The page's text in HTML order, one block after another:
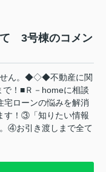
3号棟のコメン
ん。◆◇◆不動産に関
！■Ｒ－homeに相談
ローンの悩みを解消
す！③「知りたい情報
④お引き渡しまで全て